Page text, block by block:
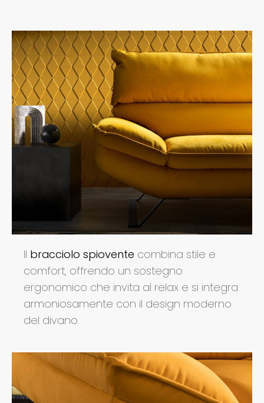
Il bracciolo spiovente combina stile e
comfort, offrendo un sostegno
ergonomico che invita al relax e si integra
armoniosamente con il design moderno
del divano.